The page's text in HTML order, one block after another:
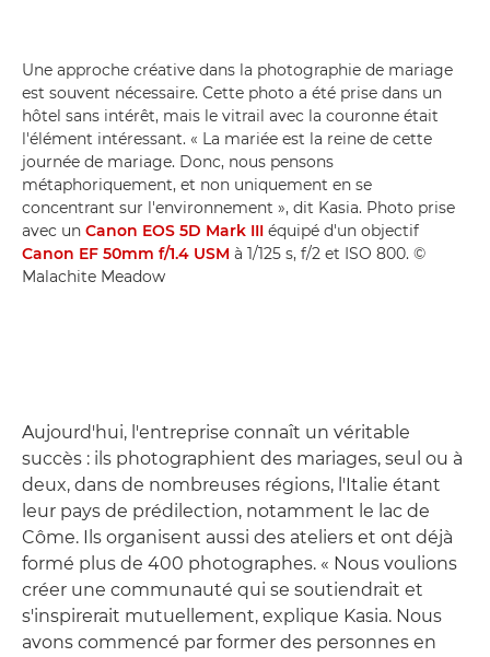
Une approche créative dans la photographie de mariage
est souvent nécessaire. Cette photo a été prise dans un
hôtel sans intérêt, mais le vitrail avec la couronne était
l'élément intéressant. « La mariée est la reine de cette
journée de mariage. Donc, nous pensons
métaphoriquement, et non uniquement en se
concentrant sur l'environnement », dit Kasia. Photo prise
avec un Canon EOS 5D Mark III équipé d'un objectif
Canon EF 50mm f/1.4 USM à 1/125 s, f/2 et ISO 800. ©
Malachite Meadow
Aujourd'hui, l'entreprise connaît un véritable
succès : ils photographient des mariages, seul ou à
deux, dans de nombreuses régions, l'Italie étant
leur pays de prédilection, notamment le lac de
Côme. Ils organisent aussi des ateliers et ont déjà
formé plus de 400 photographes. « Nous voulions
créer une communauté qui se soutiendrait et
s'inspirerait mutuellement, explique Kasia. Nous
avons commencé par former des personnes en